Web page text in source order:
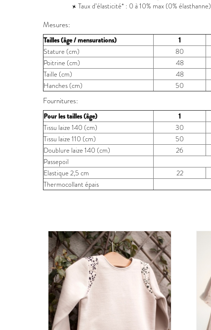
Taux d’élasticité* : 0 à 10% max (0% élasthanne)
Mesures:
Tailles (âge / mensurations) 1
Stature (cm)
80
Poitrine (cm)
48
Taille (cm)
48
Hanches (cm)
50
Fournitures:
Pour les tailles (âge) 1
Tissu laize 140 (cm)
30
Tissu laize 110 (cm)
50
Doublure laize 140 (cm)
26
Passepoil
Elastique 2,5 cm
22
Thermocollant épais